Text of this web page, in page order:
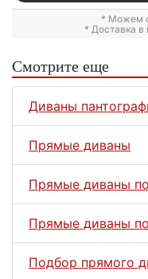
* Можем
* Доставка
Смотрите еще
Диваны
Прямые диваны
Прямые диваны
Прямые диваны
Подбор прямого